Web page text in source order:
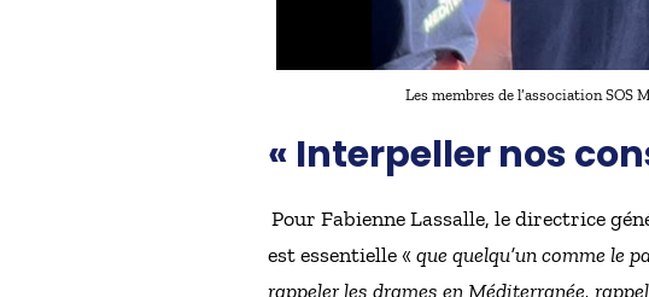
Les membres de l’association SOS
« Interpeller nos
Pour Fabienne Lassalle, le directrice
est essentielle « que quelqu’un comme le
rappeler les drames en Méditerranée,